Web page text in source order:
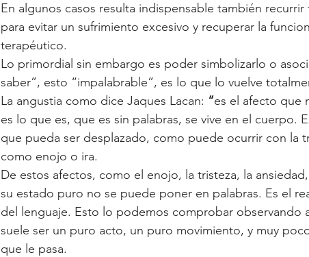
En algunos casos resulta indispensable también
para evitar un sufrimiento excesivo y recuperar la
terapéutico.
Lo primordial sin embargo es poder simbolizarlo o
saber”, esto “impalabrable”, es lo que lo vuelve
La angustia como dice Jaques Lacan: “es el afecto que
es lo que es, que es sin palabras, se vive en el cuerpo.
que pueda ser desplazado, como puede ocurrir con la
como enojo o ira.
De estos afectos, como el enojo, la tristeza, la
su estado puro no se puede poner en palabras. Es el
del lenguaje. Esto lo podemos comprobar observando
suele ser un puro acto, un puro movimiento, y muy
que le pasa.